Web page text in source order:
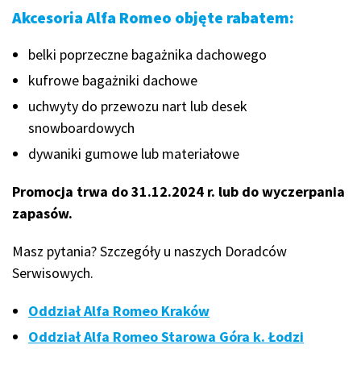
Akcesoria Alfa Romeo objęte rabatem:
belki poprzeczne bagażnika dachowego
kufrowe bagażniki dachowe
uchwyty do przewozu nart lub desek
snowboardowych
dywaniki gumowe lub materiałowe
Promocja trwa do 31.12.2024 r. lub do wyczerpania
zapasów.
Masz pytania? Szczegóły u naszych Doradców
Serwisowych.
Oddział Alfa Romeo Kraków
Oddział Alfa Romeo Starowa Góra k. Łodzi